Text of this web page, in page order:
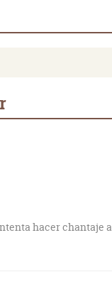
hacer chantaje a
muy malos tragos.